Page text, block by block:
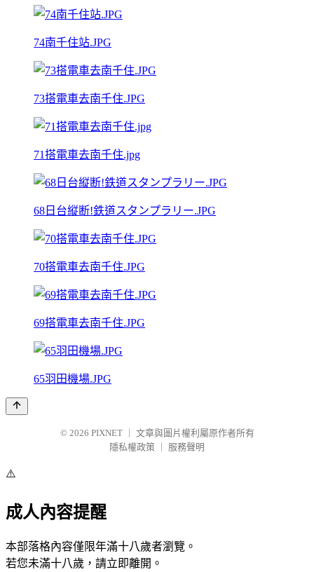
74南千住站.JPG
73搭電車去南千住.JPG
71搭電車去南千住.jpg
68日台縦断!鉄道スタンプラリー.JPG
70搭電車去南千住.JPG
69搭電車去南千住.JPG
65羽田機場.JPG
© 2026 PIXNET
文章與圖片權利屬原作者所有
隱私權政策
服務聲明
⚠️
成人內容提醒
本部落格內容僅限年滿十八歲者瀏覽。
若您未滿十八歲，請立即離開。